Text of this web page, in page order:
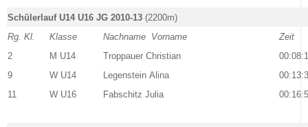
Schülerlauf U14 U16 JG 2010-13 (2200m)
Rg. Kl.
Klasse Nachname Vorname
Zeit
2
M U14 Troppauer Christian
9
W U14 Legenstein Alina
11
W U16 Fabschitz Julia